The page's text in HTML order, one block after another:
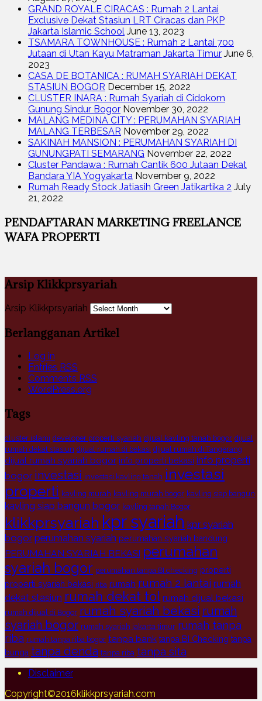
GRAND ROYALE CIRACAS : Rumah 2 Lantai
Exclusive Dekat Stasiun LRT Ciracas dan PKP
Jakarta Islamic School June 13, 2023
TSAMARA TOWNHOUSE : Rumah 2 Lantai 700
Jutaan di Utan Kayu Matraman Jakarta Timur June 6,
2023
CASA DE BOTANICA : RUMAH SYARIAH DEKAT
STASIUN BOGOR December 15, 2022
CLUSTER INARA : Rumah Syariah di Cidokom
Gunung Sindur Bogor November 30, 2022
MALANG MEDINA CITY : PERUMAHAN SYARIAH
MALANG TERBESAR November 29, 2022
SAKINAH MANSION : PERUMAHAN SYARIAH DI
GUNUNGPATI SEMARANG November 22, 2022
Cluster Pandawa : Rumah Cantik 600 Jutaan Dekat
Bandara YIA Yogyakarta November 9, 2022
Rumah Ready Stock Jatiasih Green Jatikartika 2 July
21, 2022
PENDAFTARAN MARKETING FREELANCE
WAFA PROPERTI
Arsip Klikkprsyariah
Arsip Klikkprsyariah
Berlangganan Artikel
Log in
Entries RSS
Comments RSS
WordPress.org
Tags
cluster islami developer properti syariah dijual kavling tanah bogor dijual
rumah dekat stasiun dijual rumah di bekasi dijual rumah di Tangerang
dijual rumah syariah bogor info properti bekasi info properti
bogor investasi investasi kavling tanah investasi
properti kavling murah kavling murah bogor kavling siap bangun
kavling siap bangun bogor kavling tanah Bogor
klikkprsyariah kpr syariah kpr syariah
bogor perumahan syariah perumahan syariah bandung
PERUMAHAN SYARIAH BEKASI perumahan
syariah bogor perumahan tanpa BI checking properti
properti syariah bekasi riba rumah rumah 2 lantai rumah
dekat stasiun rumah dekat tol rumah dijual bekasi
rumah dijual di Bogor rumah syariah bekasi rumah
syariah bogor rumah syariah jakarta timur rumah tanpa
riba rumah tanpa riba bogor tanpa bank tanpa BI Checking tanpa
bunga tanpa denda tanpa riba tanpa sita
Disclaimer
Copyright©2016klikkprsyariah.com